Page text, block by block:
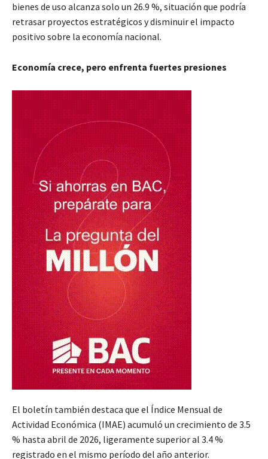
bienes de uso alcanza solo un 26.9 %, situación que podría
retrasar proyectos estratégicos y disminuir el impacto
positivo sobre la economía nacional.
Economía crece, pero enfrenta fuertes presiones
El boletín también destaca que el Índice Mensual de
Actividad Económica (IMAE) acumuló un crecimiento de 3.5
% hasta abril de 2026, ligeramente superior al 3.4 %
registrado en el mismo período del año anterior.